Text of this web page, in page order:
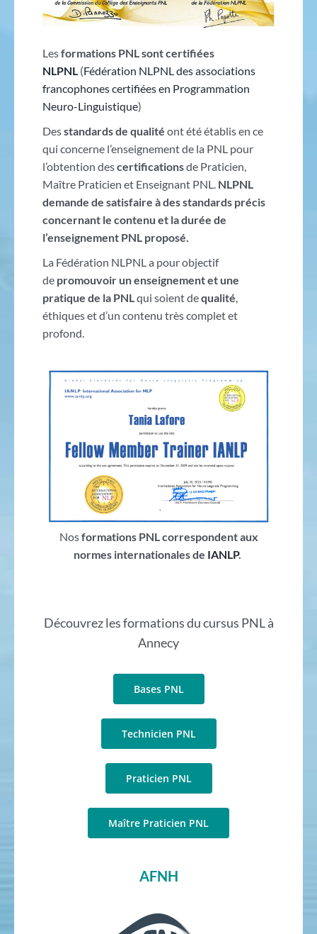
Lesformations PNL sont certifiées
NLPNL(Fédération NLPNL des associations
francophones certifiées en Programmation
Neuro-Linguistique)
Desstandards de qualité ont été établis en ce
qui concerne l’enseignement de la PNL pour
l’obtention descertificationsde Praticien,
Maître Praticien et Enseignant PNL.NLPNL
demande de satisfaire à des standards précis
concernant le contenu et la durée de
l’enseignement PNL proposé.
La Fédération NLPNL a pour objectif
de promouvoir un enseignement et une
pratique de la PNLqui soient dequalité,
éthiques et d’un contenu très complet et
profond.
Nosformations PNL correspondent aux
normes internationales de IANLP.
Découvrez les formations du cursus PNL à
Annecy
Bases PNL
Technicien PNL
Praticien PNL
Maître Praticien PNL
AFNH